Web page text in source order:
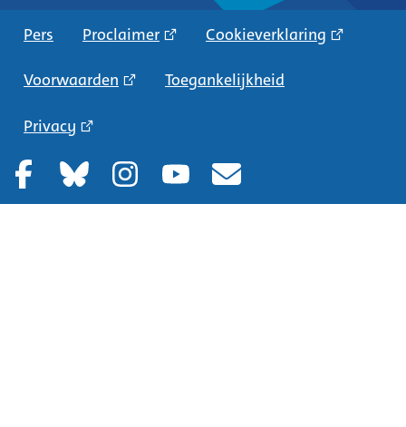
Pers Proclaimer Cookieverklaring
Voorwaarden Toegankelijkheid
Privacy